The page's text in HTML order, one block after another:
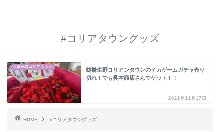
#コリアタウングッズ
大阪生野コリアタウン
鶴橋生野コリアンタウンのイカゲームガチャ売り
切れ！でも呉本商店さんでゲット！！
2021年11月17日
HOME #コリアタウングッズ